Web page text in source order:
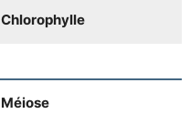
Chlorophylle
Méiose